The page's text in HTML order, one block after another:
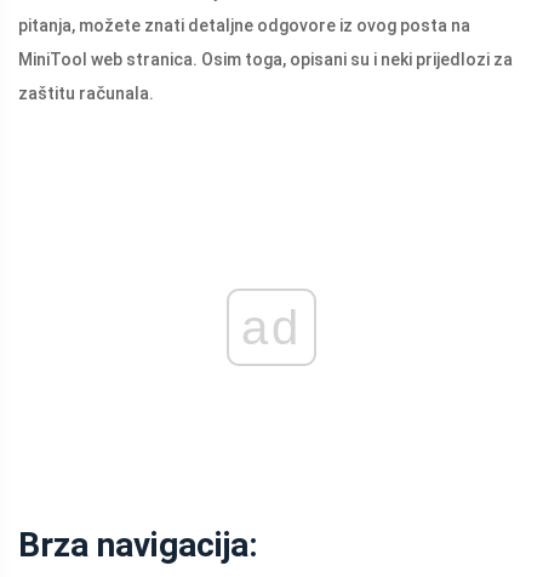
pitanja, možete znati detaljne odgovore iz ovog posta na
MiniTool web stranica. Osim toga, opisani su i neki prijedlozi za
zaštitu računala.
ad
Brza navigacija: